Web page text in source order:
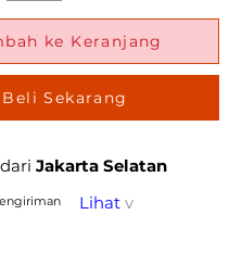
ke Keranjang
Beli Sekarang
Lihat v
Jakarta Selatan